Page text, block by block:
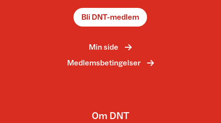
Bli DNT-medlem
Min side
Medlemsbetingelser
Om DNT